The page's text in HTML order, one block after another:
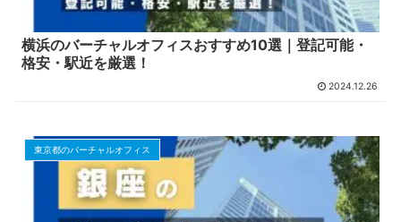
横浜のバーチャルオフィスおすすめ10選｜登記可能・
格安・駅近を厳選！
2024.12.26
東京都のバーチャルオフィス